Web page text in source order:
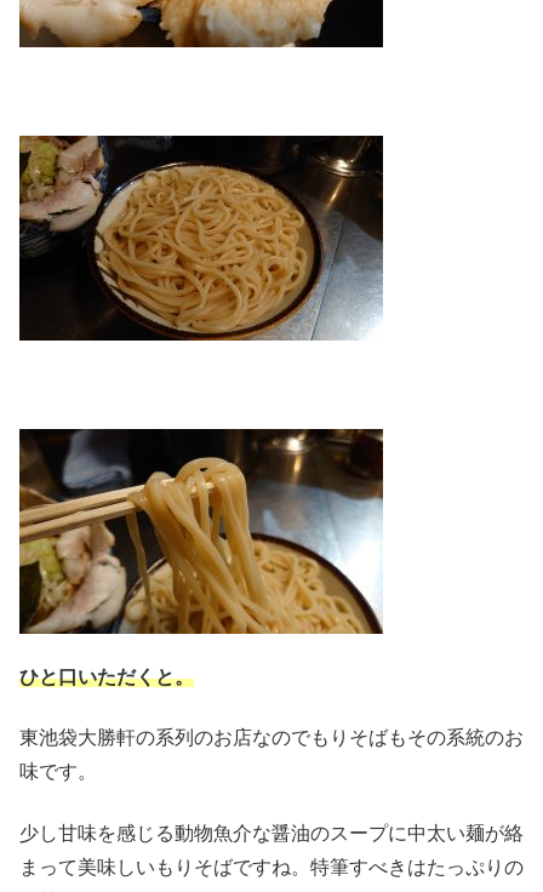
ひと口いただくと。
東池袋大勝軒の系列のお店なのでもりそばもその系統のお
味です。
少し甘味を感じる動物魚介な醤油のスープに中太い麺が絡
まって美味しいもりそばですね。特筆すべきはたっぷりの